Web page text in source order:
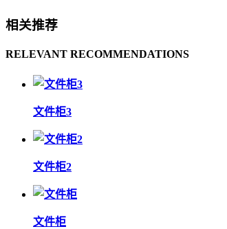
相关推荐
RELEVANT RECOMMENDATIONS
文件柜3
文件柜2
文件柜